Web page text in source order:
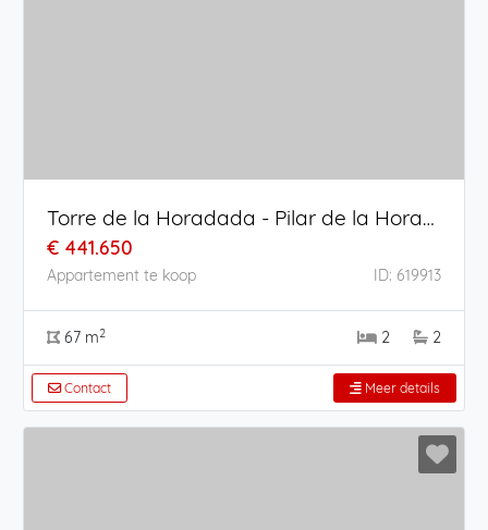
Torre de la Horadada - Pilar de la Horadada
€ 441.650
Appartement te koop ID: 619913
67 m2 2 2
Contact Meer details